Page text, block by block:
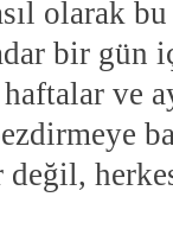
olarak
bir gün
ve